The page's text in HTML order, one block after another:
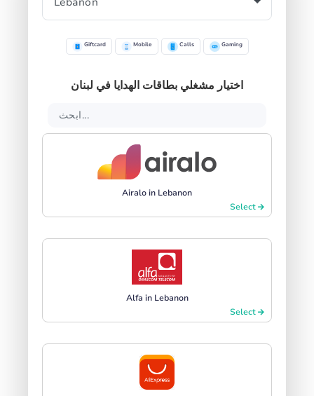
Giftcard Mobile Calls Gaming
اختيار مشغلي بطاقات الهدايا في لبنان
Airalo in Lebanon
Select
Alfa in Lebanon
Select